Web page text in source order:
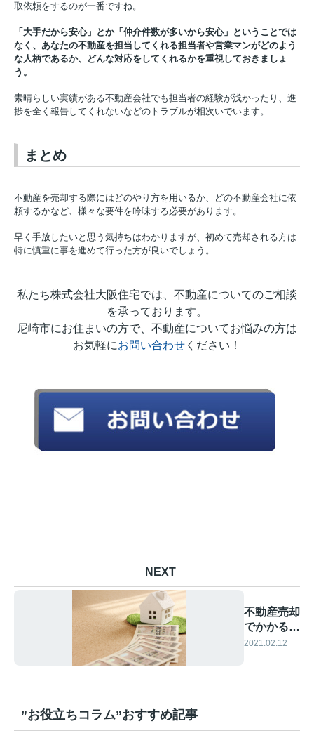
取依頼をするのが一番ですね。
「大手だから安心」とか「仲介件数が多いから安心」ということでは
なく、あなたの不動産を担当してくれる担当者や営業マンがどのよう
な人柄であるか、どんな対応をしてくれるかを重視しておきましょ
う。
素晴らしい実績がある不動産会社でも担当者の経験が浅かったり、進
捗を全く報告してくれないなどのトラブルが相次いでいます。
まとめ
不動産を売却する際にはどのやり方を用いるか、どの不動産会社に依
頼するかなど、様々な要件を吟味する必要があります。
早く手放したいと思う気持ちはわかりますが、初めて売却される方は
特に慎重に事を進めて行った方が良いでしょう。
私たち株式会社大阪住宅では、不動産についてのご相談
を承っております。
尼崎市にお住まいの方で、不動産についてお悩みの方は
お気軽にお問い合わせ ください！
NEXT
不動産売却
でかかる費
用の目安
2021.02.12
”お役立ちコラム”おすすめ記事